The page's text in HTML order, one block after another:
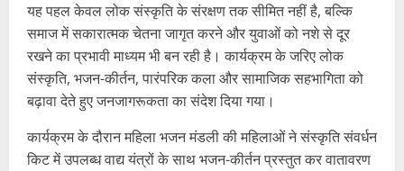
यह पहल केवल लोक संस्कृति के संरक्षण तक सीमित नहीं है, बल्कि
समाज में सकारात्मक चेतना जागृत करने और युवाओं को नशे से दूर
रखने का प्रभावी माध्यम भी बन रही है। कार्यक्रम के जरिए लोक
संस्कृति, भजन-कीर्तन, पारंपरिक कला और सामाजिक सहभागिता को
बढ़ावा देते हुए जनजागरूकता का संदेश दिया गया।
कार्यक्रम के दौरान महिला भजन मंडली की महिलाओं ने संस्कृति संवर्धन
किट में उपलब्ध वाद्य यंत्रों के साथ भजन-कीर्तन प्रस्तुत कर वातावरण